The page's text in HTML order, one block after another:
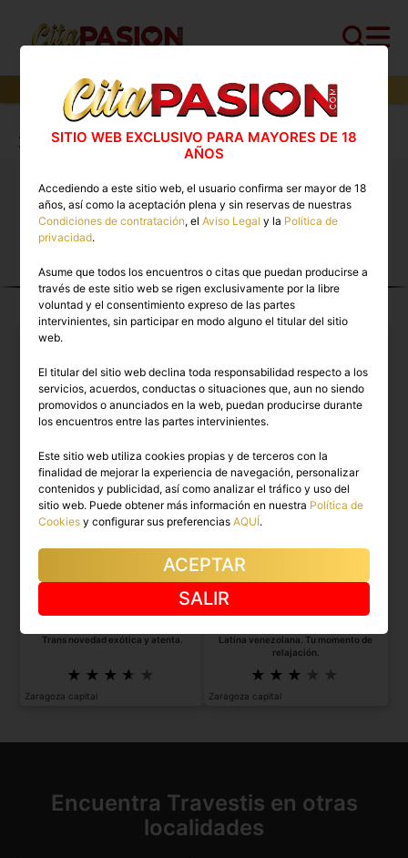
perfiles,1perfiles verificados y0con video
Cita PASION.COM
>Travestis >Zaragoza
Zaragoza capital
Travestis Zaragoza capital 🔥 Escorts trans con
vídeos reales disponibles ahora
TRAVESTIS EN ZARAGOZA
CAPITAL
ANTONELLA
Trans novedad exótica y atenta.
Zaragoza capital
Latina venezolana. Tu momento de
relajación.
Zaragoza capital
Encuentra Travestis en otras
localidades
SITIO WEB EXCLUSIVO PARA MAYORES DE 18
AÑOS
Accediendo a este sitio web, el usuario confirma ser mayor de 18
años, así como la aceptación plena y sin reservas de nuestras
Condiciones de contratación, elAviso Legal y la Política de
privacidad.
Asume que todos los encuentros o citas que puedan producirse a
través de este sitio web se rigen exclusivamente por la libre
voluntad y el consentimiento expreso de las partes
intervinientes, sin participar en modo alguno el titular del sitio
web.
El titular del sitio web declina toda responsabilidad respecto a los
servicios, acuerdos, conductas o situaciones que, aun no siendo
promovidos o anunciados en la web, puedan producirse durante
los encuentros entre las partes intervinientes.
Este sitio web utiliza cookies propias y de terceros con la
finalidad de mejorar la experiencia de navegación, personalizar
contenidos y publicidad, así como analizar el tráfico y uso del
sitio web. Puede obtener más información en nuestra Política de
Cookies y configurar sus preferenciasAQUÍ.
ACEPTAR
SALIR